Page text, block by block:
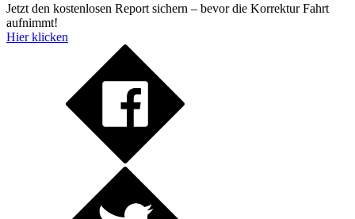
Jetzt den kostenlosen Report sichern – bevor die Korrektur Fahrt
aufnimmt!
Hier klicken